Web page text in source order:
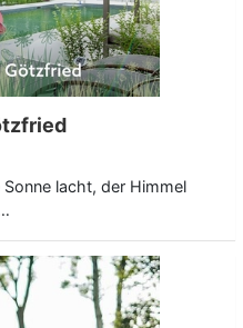
lacht, der Himmel